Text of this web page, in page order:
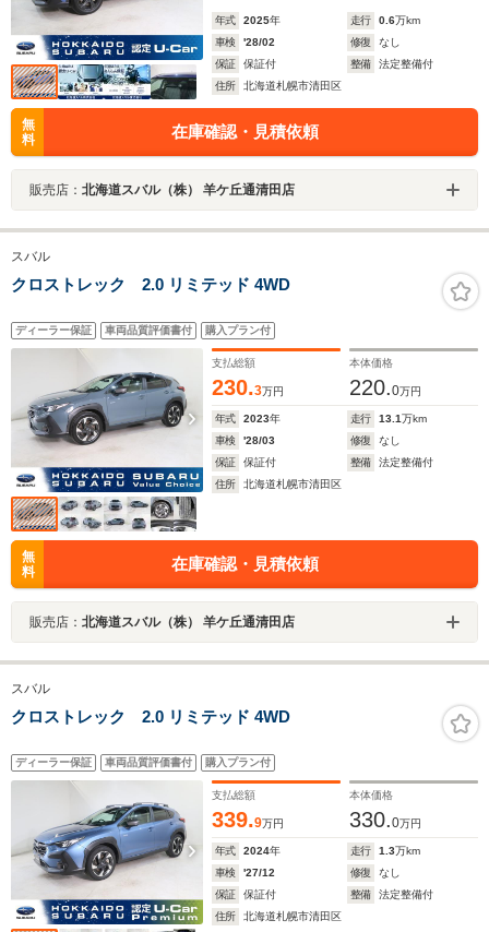
年式 2025年 走行 0.6万km
車検
'28/02 修復
なし
保証
保証付 整備
法定整備付
住所
北海道札幌市清田区
無
料
在庫確認・見積依頼
販売店： 北海道スバル（株） 羊ケ丘通清田店
スバル
クロストレック 2.0 リミテッド 4WD
ディーラー保証 車両品質評価書付 購入プラン付
支払総額
230.3万円
本体価格
220.0万円
年式 2023年 走行 13.1万km
車検
'28/03 修復
なし
保証
保証付 整備
法定整備付
住所
北海道札幌市清田区
無
料
在庫確認・見積依頼
販売店： 北海道スバル（株） 羊ケ丘通清田店
スバル
クロストレック 2.0 リミテッド 4WD
ディーラー保証 車両品質評価書付 購入プラン付
支払総額
339.9万円
本体価格
330.0万円
年式 2024年 走行 1.3万km
車検
'27/12 修復
なし
保証
保証付 整備
法定整備付
住所
北海道札幌市清田区